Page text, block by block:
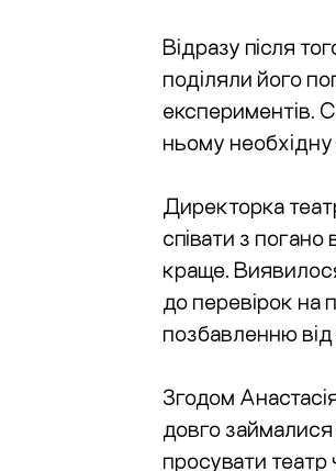
Відразу після
поділяли його
експериментів.
ньому необхідну
Директорка
співати з
краще.
до перевірок на
позбавленню
Згодом
довго займалися
просувати театр